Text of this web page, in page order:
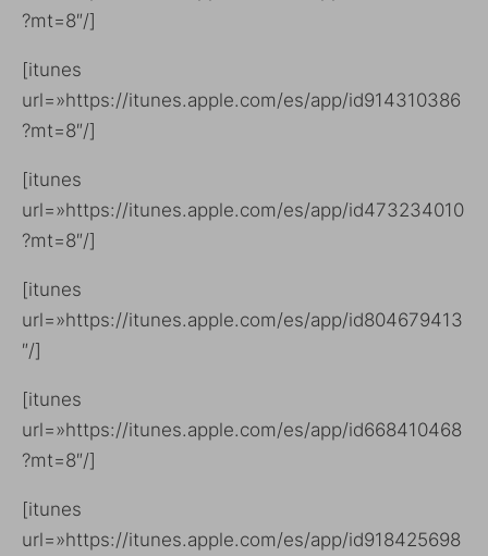
?mt=8″/]
[itunes
url=»https://itunes.apple.com/es/app/id914310386
?mt=8″/]
[itunes
url=»https://itunes.apple.com/es/app/id473234010
?mt=8″/]
[itunes
url=»https://itunes.apple.com/es/app/id804679413
″/]
[itunes
url=»https://itunes.apple.com/es/app/id668410468
?mt=8″/]
[itunes
url=»https://itunes.apple.com/es/app/id918425698